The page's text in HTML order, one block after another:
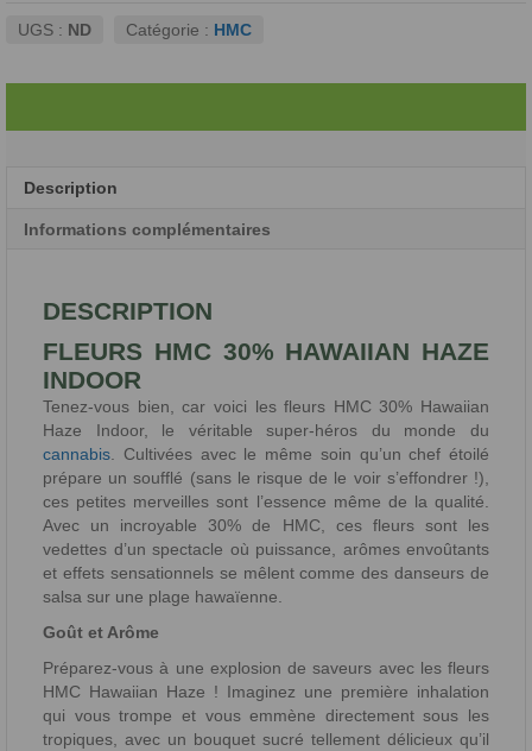
UGS : ND Catégorie : HMC
Description
Informations complémentaires
DESCRIPTION
FLEURS HMC 30% HAWAIIAN HAZE
INDOOR
Tenez-vous bien, car voici les fleurs HMC 30% Hawaiian
Haze Indoor, le véritable super-héros du monde du
cannabis . Cultivées avec le même soin qu’un chef étoilé
prépare un soufflé (sans le risque de le voir s’effondrer !),
ces petites merveilles sont l’essence même de la qualité.
Avec un incroyable 30% de HMC, ces fleurs sont les
vedettes d’un spectacle où puissance, arômes envoûtants
et effets sensationnels se mêlent comme des danseurs de
salsa sur une plage hawaïenne.
Goût et Arôme
Préparez-vous à une explosion de saveurs avec les fleurs
HMC Hawaiian Haze ! Imaginez une première inhalation
qui vous trompe et vous emmène directement sous les
tropiques, avec un bouquet sucré tellement délicieux qu’il